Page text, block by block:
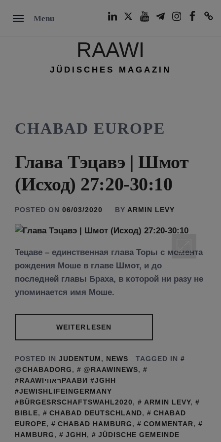
Menu
RAAWI
JÜDISCHES MAGAZIN
CHABAD EUROPE
Глава Тэцавэ | Шмот
(Исход) 27:20-30:10
POSTED ON 06/03/2020 BY ARMIN LEVY
Тецаве – единственная глава Торы с момента
рождения Моше в главе Шмот, и до
последней главы Браха, в которой ни разу не
упоминается имя Моше.
WEITERLESEN
POSTED IN JUDENTUM, NEWS
TAGGED IN
@CHABADORG, @RAAWINEWS,
#RAAWIראוויРААВИ #JGHH
#JEWISHLIFEINGERMANY
#BÜRGESRSCHAFTSWAHL2020, ARMIN LEVY,
BIBLE, CHABAD DEUTSCHLAND,
CHABAD
EUROPE, CHABAD HAMBURG, COMMENTAR,
HAMBURG, JGHH,
JÜDISCHE GEMEINDE